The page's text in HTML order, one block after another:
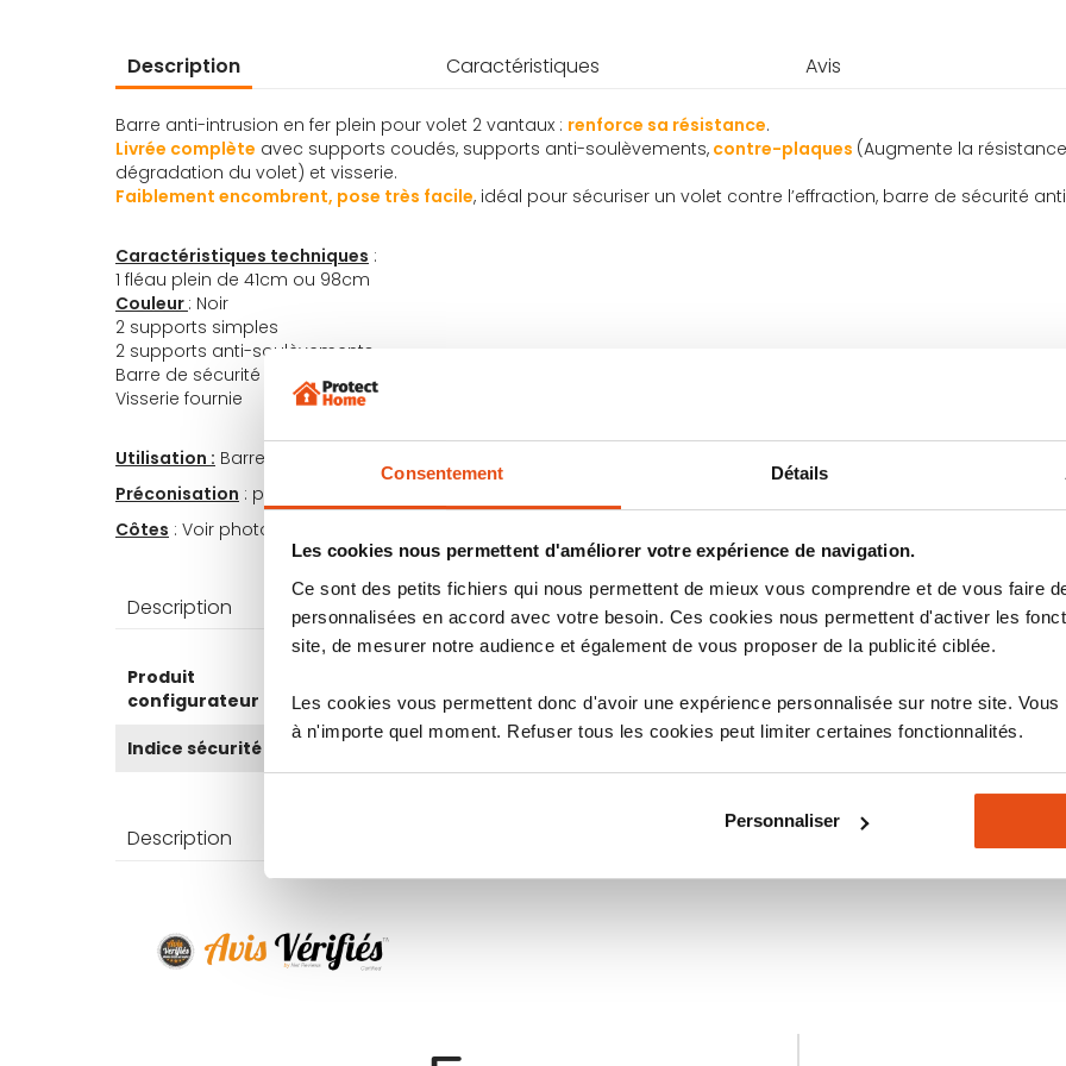
Consentement Détails
Les cookies nous permettent d'améliorer votre expérience de navigation.
Ce sont des petits fichiers qui nous permettent de mieux vous comprendre et de vous faire
personnalisées en accord avec votre besoin. Ces cookies nous permettent d'activer les
site, de mesurer notre audience et également de vous proposer de la publicité ciblée.
Les cookies vous permettent donc d'avoir une expérience personnalisée sur notre site.
à n'importe quel moment. Refuser tous les cookies peut limiter certaines fonctionnalités.
Personnaliser
Description Caractéristiques Avis
Barre anti-intrusion en fer plein pour volet 2 vantaux : renforce sa résistance.
Livrée complète avec supports coudés, supports anti-soulèvements, contre-plaques (Augmente la
dégradation du volet) et visserie.
Faiblement encombrent, pose très facile, idéal pour sécuriser un volet contre l’effraction, barre de sécurité
Caractéristiques techniques :
1 fléau plein de 41cm ou 98cm
Couleur : Noir
2 supports simples
2 supports anti-soulèvements
Barre de sécurité livrée avec notice et gabarit de montage
Visserie fournie
Utilisation : Barre de sécurité pour volets de fenêtre et porte fenêtre
Préconisation : pour les volets 2 vantaux < 100cm choisir les barres de 41cm et pour les volets > 100 cm choisir
Côtes : Voir photo N°3
Description Caractéristiques Avis
d’information
Produit
configurateur
Indice sécurité
Description